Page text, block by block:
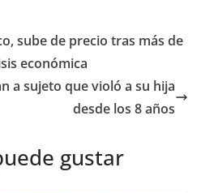
sube de precio tras más de
económica
a sujeto que violó a su hija
desde los 8 años
gustar